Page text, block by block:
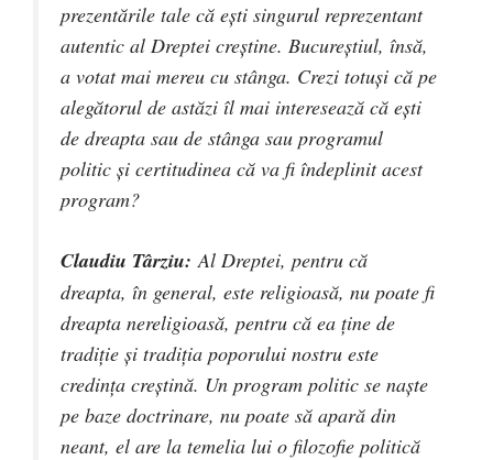
prezentările tale că ești singurul reprezentant
autentic al Dreptei creștine. Bucureștiul, însă,
a votat mai mereu cu stânga. Crezi totuși că pe
alegătorul de astăzi îl mai interesează că ești
de dreapta sau de stânga sau programul
politic și certitudinea că va fi îndeplinit acest
program?
Claudiu Târziu: Al Dreptei, pentru că
dreapta, în general, este religioasă, nu poate fi
dreapta nereligioasă, pentru că ea ține de
tradiție și tradiția poporului nostru este
credința creștină. Un program politic se naște
pe baze doctrinare, nu poate să apară din
neant, el are la temelia lui o filozofie politică